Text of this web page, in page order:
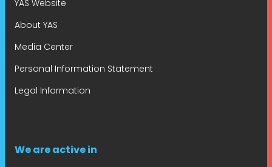
YAS Website
About YAS
Media Center
Personal Information Statement
Legal Information
We are active in